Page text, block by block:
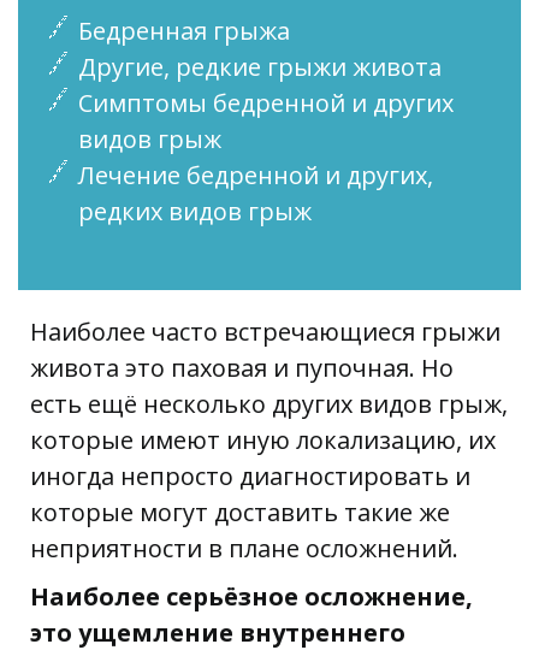
Бедренная грыжа
Другие, редкие грыжи живота
Симптомы бедренной и других
видов грыж
Лечение бедренной и других,
редких видов грыж
Наиболее часто встречающиеся грыжи
живота это паховая и пупочная. Но
есть ещё несколько других видов грыж,
которые имеют иную локализацию, их
иногда непросто диагностировать и
которые могут доставить такие же
неприятности в плане осложнений.
Наиболее серьёзное осложнение,
это ущемление внутреннего